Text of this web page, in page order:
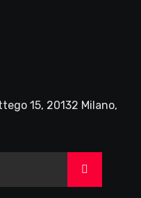
15, 20132 Milano,
>